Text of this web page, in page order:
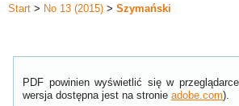
Start > No 13 (2015) > Szymański
PDF powinien wyświetlić się w
wersja dostępna jest na stronie adobe.com).